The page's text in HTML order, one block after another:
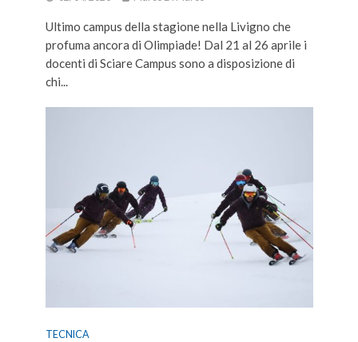
Ultimo campus della stagione nella Livigno che
profuma ancora di Olimpiade! Dal 21 al 26 aprile i
docenti di Sciare Campus sono a disposizione di
chi...
TECNICA